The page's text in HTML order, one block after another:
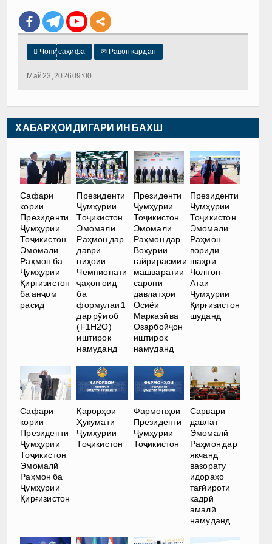
 Чопи саҳифа ✉ Равон кардан
Май 23, 2026 09:00
ХАБАРҲОИ ДИГАРИ ИН БАХШ
Сафари
кории
Президенти
Ҷумҳурии
Тоҷикистон
Эмомалӣ
Раҳмон ба
Ҷумҳурии
Қирғизистон
ба анҷом
расид
Президенти
Ҷумҳурии
Тоҷикистон
Эмомалӣ
Раҳмон дар
даври
ниҳоии
Чемпионати
ҷаҳон оид
ба
формулаи 1
дар рӯи об
(F1H2O)
иштирок
намуданд
Президенти
Ҷумҳурии
Тоҷикистон
Эмомалӣ
Раҳмон дар
Вохӯрии
ғайрирасмии
машваратии
сарони
давлатҳои
Осиёи
Марказӣ ва
Озарбойҷон
иштирок
намуданд
Президенти
Ҷумҳурии
Тоҷикистон
Эмомалӣ
Раҳмон
вориди
шаҳри
Чолпон-
Атаи
Ҷумҳурии
Қирғизистон
шуданд
Сафари
кории
Президенти
Ҷумҳурии
Тоҷикистон
Эмомалӣ
Раҳмон ба
Ҷумҳурии
Қирғизистон
Қарорҳои
Ҳукумати
Ҷумҳурии
Тоҷикистон
Фармонҳои
Президенти
Ҷумҳурии
Тоҷикистон
Сарвари
давлат
Эмомалӣ
Раҳмон дар
якчанд
вазорату
идораҳо
тағйироти
кадрӣ
амалӣ
намуданд